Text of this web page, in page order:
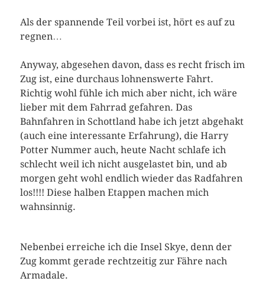
Als der spannende Teil vorbei ist, hört es auf zu
regnen…
Anyway, abgesehen davon, dass es recht frisch im
Zug ist, eine durchaus lohnenswerte Fahrt.
Richtig wohl fühle ich mich aber nicht, ich wäre
lieber mit dem Fahrrad gefahren. Das
Bahnfahren in Schottland habe ich jetzt abgehakt
(auch eine interessante Erfahrung), die Harry
Potter Nummer auch, heute Nacht schlafe ich
schlecht weil ich nicht ausgelastet bin, und ab
morgen geht wohl endlich wieder das Radfahren
los!!!! Diese halben Etappen machen mich
wahnsinnig.
Nebenbei erreiche ich die Insel Skye, denn der
Zug kommt gerade rechtzeitig zur Fähre nach
Armadale.